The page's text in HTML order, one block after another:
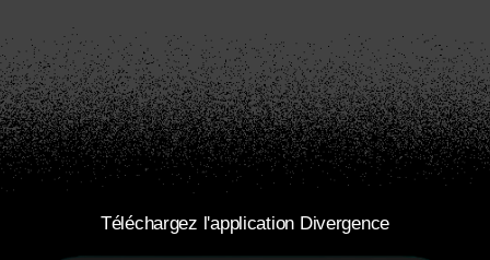
Téléchargez l'application Divergence